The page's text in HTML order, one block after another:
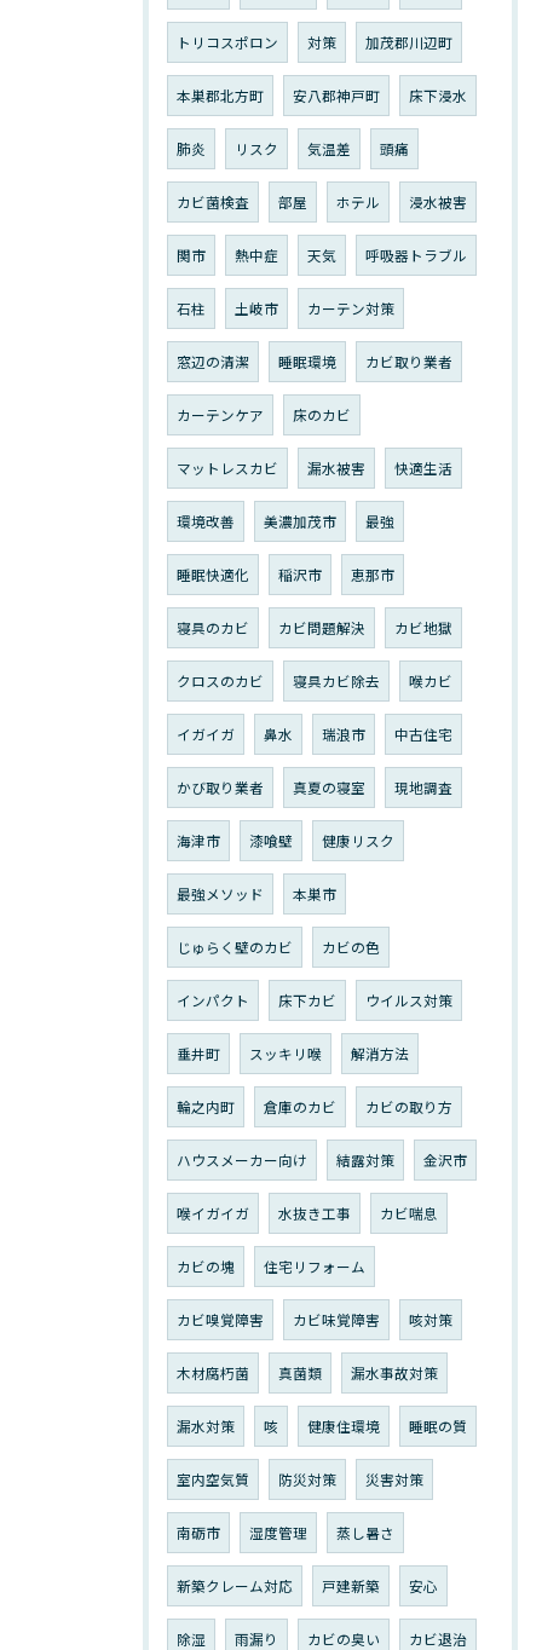
トリコスポロン 対策 加茂郡川辺町
本巣郡北方町 安八郡神戸町 床下浸水
肺炎 リスク 気温差 頭痛
カビ菌検査 部屋 ホテル 浸水被害
関市 熱中症 天気 呼吸器トラブル
石柱 土岐市 カーテン対策
窓辺の清潔 睡眠環境 カビ取り業者
カーテンケア 床のカビ
マットレスカビ 漏水被害 快適生活
環境改善 美濃加茂市 最強
睡眠快適化 稲沢市 恵那市
寝具のカビ カビ問題解決 カビ地獄
クロスのカビ 寝具カビ除去 喉カビ
イガイガ 鼻水 瑞浪市 中古住宅
かび取り業者 真夏の寝室 現地調査
海津市 漆喰壁 健康リスク
最強メソッド 本巣市
じゅらく壁のカビ カビの色
インパクト 床下カビ ウイルス対策
垂井町 スッキリ喉 解消方法
輪之内町 倉庫のカビ カビの取り方
ハウスメーカー向け 結露対策 金沢市
喉イガイガ 水抜き工事 カビ喘息
カビの塊 住宅リフォーム
カビ嗅覚障害 カビ味覚障害 咳対策
木材腐朽菌 真菌類 漏水事故対策
漏水対策 咳 健康住環境 睡眠の質
室内空気質 防災対策 災害対策
南砺市 湿度管理 蒸し暑さ
新築クレーム対応 戸建新築 安心
除湿 雨漏り カビの臭い カビ退治